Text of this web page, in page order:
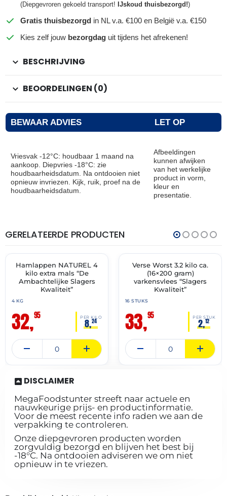
(Diepgevroren gekoeld transport! IJskoud thuisbezorgd!)
Gratis thuisbezorgd in NL v.a. €100 en België v.a. €150
Kies zelf jouw bezorgdag uit tijdens het afrekenen!
BESCHRIJVING
BEOORDELINGEN (0)
BEWAAR ADVIES LET OP
Vriesvak -12°C: houdbaar 1 maand na
aankoop. Diepvries -18°C: zie
houdbaarheidsdatum. Na ontdooien niet
opnieuw invriezen. Kijk, ruik, proef na de
houdbaarheidsdatum.
Afbeeldingen
kunnen afwijken
van het werkelijke
product in vorm,
kleur en
presentatie.
GERELATEERDE PRODUCTEN
✓ VAST ASSORTIMENT
THT:
14-
Hamlappen NATUREL 4
kilo extra mals “De
Ambachtelijke Slagers
Kwaliteit”
4 KG
32,95 PER KILO
8,24
✓ VAST ASSORTIMENT
Verse Worst 3.2 kilo ca.
(16×200 gram)
varkensvlees “Slagers
Kwaliteit”
16 STUKS
33,95 PER STUK
2,12
DISCLAIMER
MegaFoodstunter streeft naar actuele en
nauwkeurige prijs- en productinformatie.
Voor de meest recente info raden we aan de
verpakking te controleren.
Onze diepgevroren producten worden
zorgvuldig bezorgd en blijven het best bij
-18°C. Na ontdooien adviseren we om niet
opnieuw in te vriezen.